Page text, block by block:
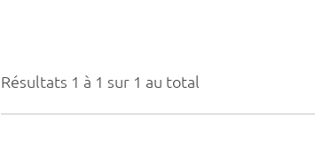
Résultats 1 à 1 sur 1 au total